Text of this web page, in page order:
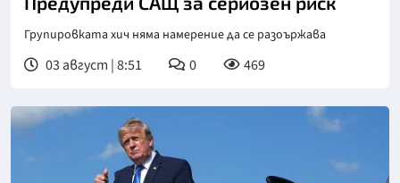
Групировката хич няма намерение да се разоържава
03 август | 8:51 0 469